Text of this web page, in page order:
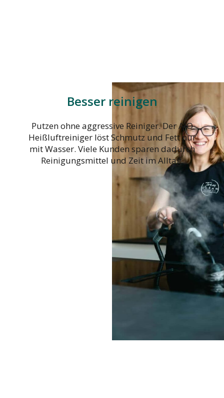
Besser reinigen
Putzen ohne aggressive Reiniger. Der AIO
Heißluftreiniger löst Schmutz und Fett nur
mit Wasser. Viele Kunden sparen dadurch
Reinigungsmittel und Zeit im Alltag.